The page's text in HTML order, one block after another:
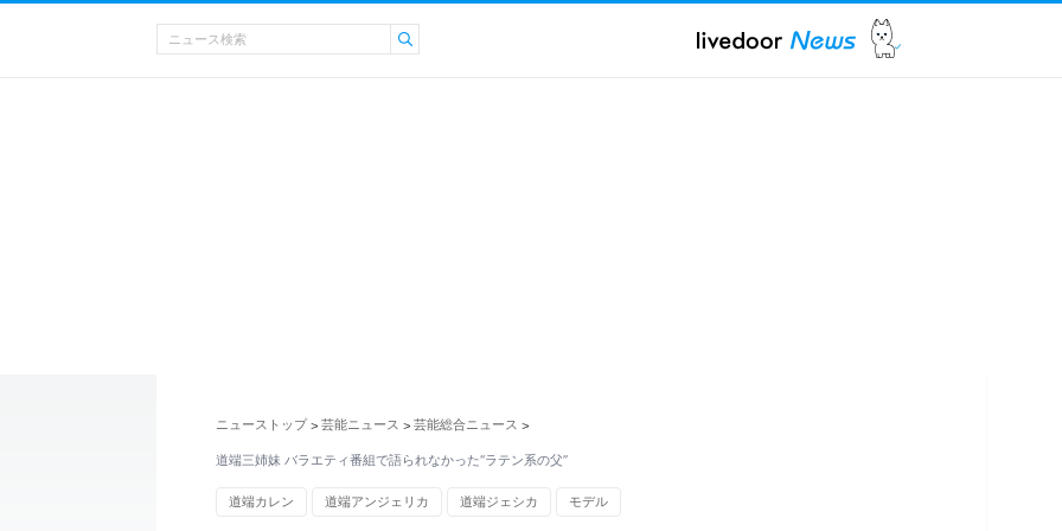
ニューストップ > 芸能ニュース > 芸能総合ニュース >
道端三姉妹 バラエティ番組で語られなかった“ラテン系の父”
道端カレン 道端アンジェリカ 道端ジェシカ モデル